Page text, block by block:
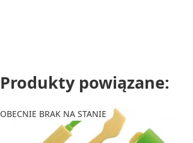
Produkty powiązane:
OBECNIE BRAK NA STANIE